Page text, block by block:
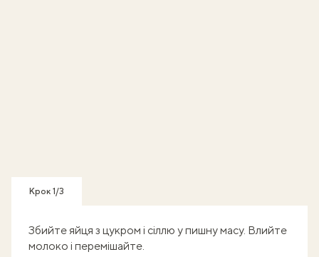
Крок 1/3
Збийте яйця з цукром і сіллю у пишну масу. Влийте
молоко і перемішайте.